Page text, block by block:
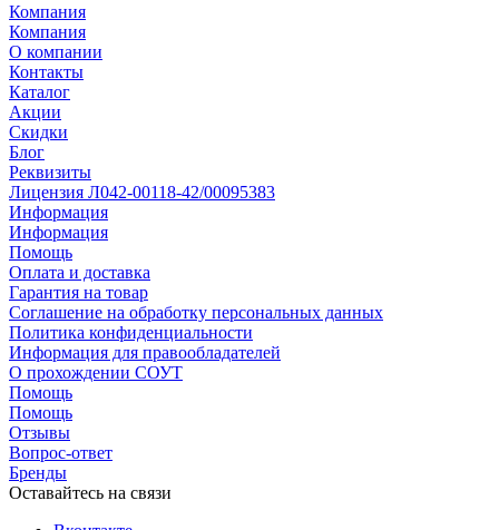
Компания
Компания
О компании
Контакты
Каталог
Акции
Скидки
Блог
Реквизиты
Лицензия Л042-00118-42/00095383
Информация
Информация
Помощь
Оплата и доставка
Гарантия на товар
Соглашение на обработку персональных данных
Политика конфиденциальности
Информация для правообладателей
О прохождении СОУТ
Помощь
Помощь
Отзывы
Вопрос-ответ
Бренды
Оставайтесь на связи